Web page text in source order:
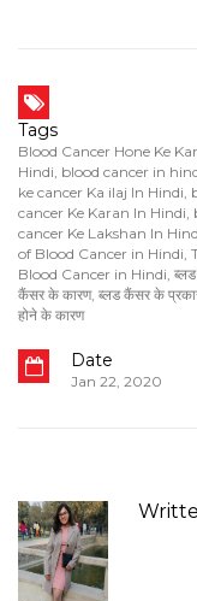
Tags
Blood Cancer Hone Ke
Hindi, blood cancer in
ke cancer Ka ilaj In Hindi,
cancer Ke Karan In Hindi,
cancer Ke Lakshan In
of Blood Cancer in Hindi,
Blood Cancer in Hindi,
कैंसर के कारण, ब्लड कैंसर के
होने के कारण
Date
Jan 22, 2020